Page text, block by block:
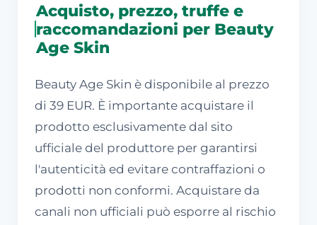
Acquisto, prezzo, truffe e
raccomandazioni per Beauty
Age Skin
Beauty Age Skin è disponibile al prezzo
di 39 EUR. È importante acquistare il
prodotto esclusivamente dal sito
ufficiale del produttore per garantirsi
l'autenticità ed evitare contraffazioni o
prodotti non conformi. Acquistare da
canali non ufficiali può esporre al rischio